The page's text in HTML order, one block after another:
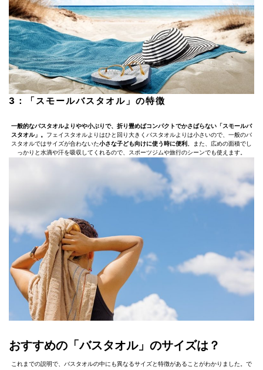
3：「スモールバスタオル」の特徴
一般的なバスタオルよりやや小ぶりで、折り畳めばコンパクトでかさばらない「スモールバ
スタオル」。 フェイスタオルよりはひと回り大きくバスタオルよりは小さいので、一般のバ
スタオルではサイズが合わないた小さな子ども向けに使う時に便利
。また、広めの面積でし
っかりと水滴や汗を吸収してくれるので、スポーツジムや旅行のシーンでも使えます。
おすすめの「バスタオル」のサイズは？
これまでの説明で、バスタオルの中にも異なるサイズと特徴があることがわかりました。で